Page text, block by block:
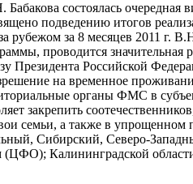
состоялась очередная
подведению итогов
за 8 месяцев 2011 г.
проводится значительная
Президента Российской
на временное
органы ФМС в
закрепить
семьи, а также в упрощенном
Сибирский, Северо-
(ЦФО); Калининградской